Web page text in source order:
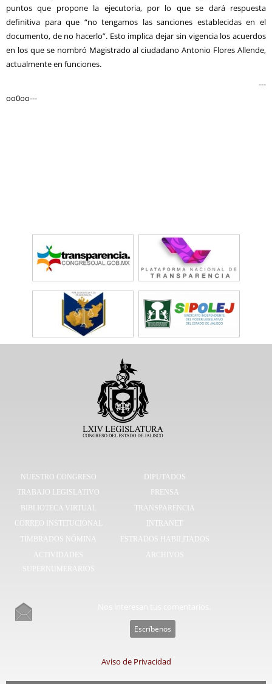
puntos que propone la ejecutoria, por lo que se dará respuesta
definitiva para que “no tengamos las sanciones establecidas en el
documento, de no hacerlo”. Esto implica dejar sin vigencia los acuerdos
en los que se nombró Magistrado al ciudadano Antonio Flores Allende,
actualmente en funciones.
---
oo0oo---
NUESTRO CONGRESO
DIPUTADOS
TRABAJO LEGISLATIVO
PRENSA
BIBLIOTECA VIRTUAL
TRANSPARENCIA
CORREO INSTITUCIONAL
INTRANET
TIMBRADOS NÓMINA
ESTRADOS HABILITADOS
ACTIVIDADES
SUPERNUMERARIOS
ARCHIVOS
Escríbenos
Aviso de Privacidad